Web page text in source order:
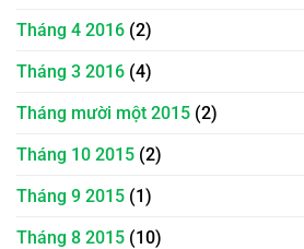
Tháng 4 2016 (2)
Tháng 3 2016 (4)
Tháng mười một 2015 (2)
Tháng 10 2015 (2)
Tháng 9 2015 (1)
Tháng 8 2015 (10)